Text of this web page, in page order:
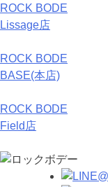
ROCK BODE
Lissage店
ROCK BODE
BASE(本店)
ROCK BODE
Field店